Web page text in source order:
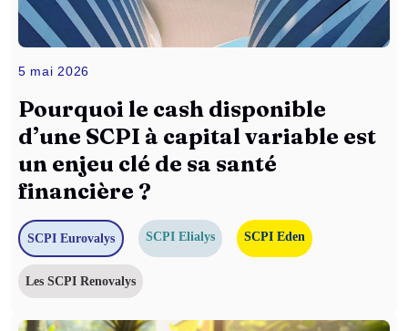
5 mai 2026
Pourquoi le cash disponible
d’une SCPI à capital variable est
un enjeu clé de sa santé
financière ?
SCPI Eurovalys SCPI Elialys SCPI Eden
Les SCPI Renovalys